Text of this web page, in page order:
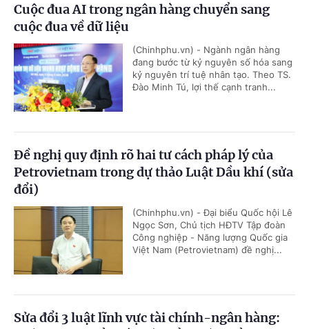
Cuộc đua AI trong ngân hàng chuyển sang
cuộc đua về dữ liệu
(Chinhphu.vn) - Ngành ngân hàng
đang bước từ kỷ nguyên số hóa sang
kỷ nguyên trí tuệ nhân tạo. Theo TS.
Đào Minh Tú, lợi thế cạnh tranh...
Đề nghị quy định rõ hai tư cách pháp lý của
Petrovietnam trong dự thảo Luật Dầu khí (sửa
đổi)
(Chinhphu.vn) - Đại biểu Quốc hội Lê
Ngọc Sơn, Chủ tịch HĐTV Tập đoàn
Công nghiệp - Năng lượng Quốc gia
Việt Nam (Petrovietnam) đề nghị...
Sửa đổi 3 luật lĩnh vực tài chính-ngân hàng: